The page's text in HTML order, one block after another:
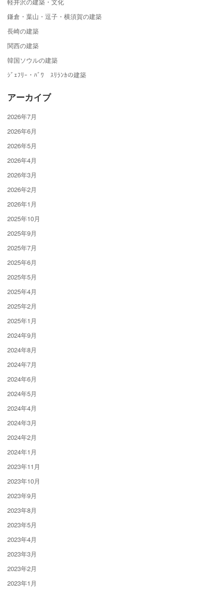
鎌倉・葉山・逗子・横須賀の建築
長崎の建築
関西の建築
韓国ソウルの建築
ｼﾞｪﾌﾘｰ・ﾊﾞﾜ ｽﾘﾗﾝｶの建築
アーカイブ
2026年7月
2026年6月
2026年5月
2026年4月
2026年3月
2026年2月
2026年1月
2025年10月
2025年9月
2025年7月
2025年6月
2025年5月
2025年4月
2025年2月
2025年1月
2024年9月
2024年8月
2024年7月
2024年6月
2024年5月
2024年4月
2024年3月
2024年2月
2024年1月
2023年11月
2023年10月
2023年9月
2023年8月
2023年5月
2023年4月
2023年3月
2023年2月
2023年1月